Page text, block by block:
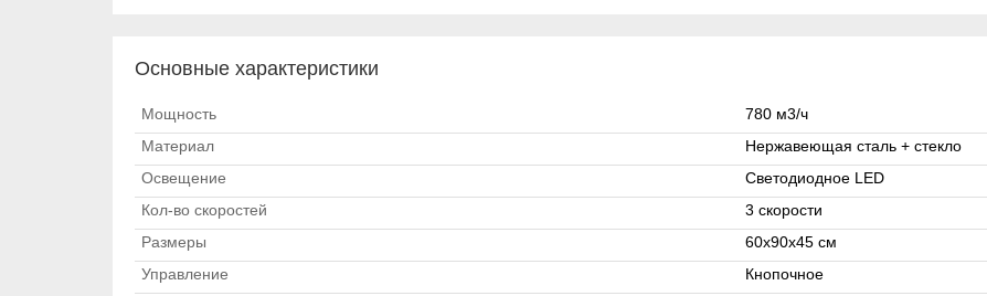
Основные характеристики
Мощность
780 м3/ч
Материал
Нержавеющая сталь + стекло
Освещение
Светодиодное LED
Кол-во скоростей
3 скорости
Размеры
60х90х45 см
Управление
Кнопочное